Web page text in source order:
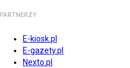
PARTNERZY
E-kiosk.pl
E-gazety.pl
Nexto.pl